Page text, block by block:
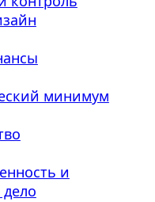
минимум
и